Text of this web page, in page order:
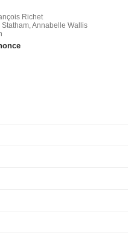
Richet
Annabelle Wallis